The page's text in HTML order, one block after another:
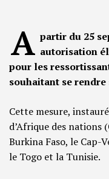
A partir du 25
autorisation
pour les
souhaitant se
Cette mesure,
d’Afrique des nations
Burkina Faso, le Cap-
le Togo et la Tunisie.